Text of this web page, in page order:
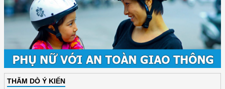
THĂM DÒ Ý KIẾN